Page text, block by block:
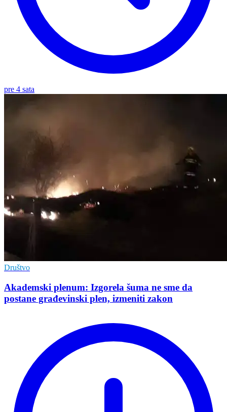
pre 4 sata
Društvo
Akademski plenum: Izgorela šuma ne sme da
postane građevinski plen, izmeniti zakon